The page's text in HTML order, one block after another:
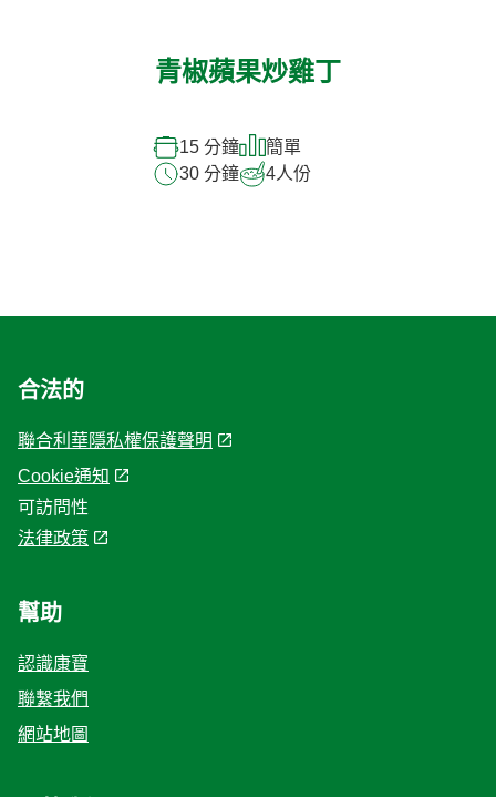
青椒蘋果炒雞丁
15 分鐘
簡單
30 分鐘
4人份
合法的
聯合利華隱私權保護聲明
Cookie通知
Cookie 偏好設定
可訪問性
認識康寶
聯繫我們